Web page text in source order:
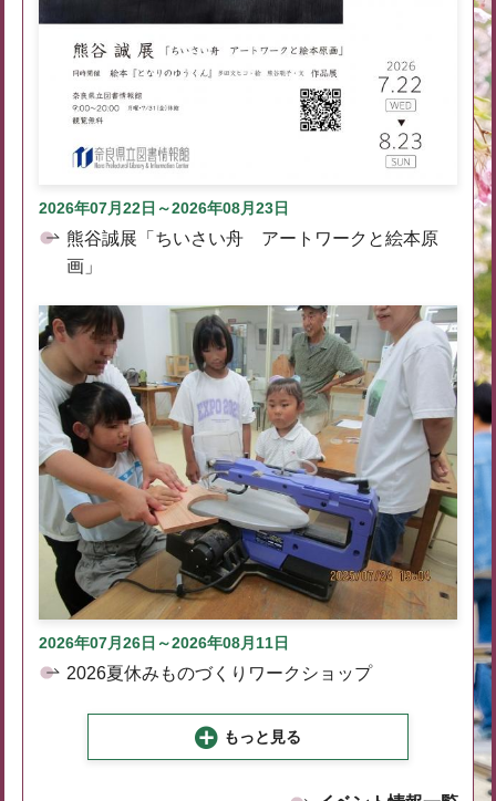
2026年07月22日～2026年08月23日
熊谷誠展「ちいさい舟 アートワークと絵本原
画」
2026年07月26日～2026年08月11日
2026夏休みものづくりワークショップ
もっと見る